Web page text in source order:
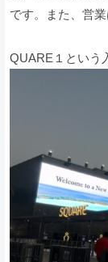
です。また、営
QUARE１という